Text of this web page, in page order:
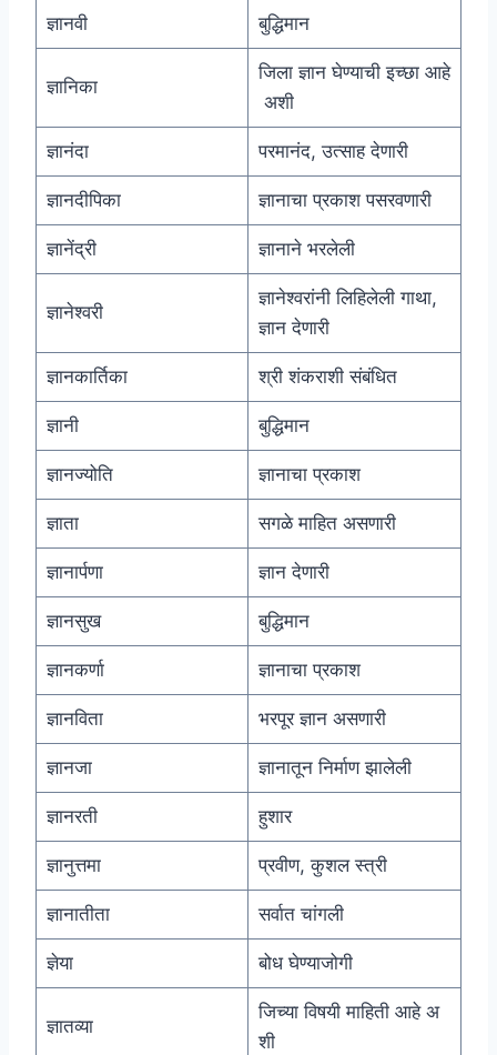
ज्ञानवी बुद्धिमान
ज्ञानिका
जिला ज्ञान घेण्याची इच्छा आहे
अशी
ज्ञानंदा परमानंद, उत्साह देणारी
ज्ञानदीपिका ज्ञानाचा प्रकाश पसरवणारी
ज्ञानेंद्री ज्ञानाने भरलेली
ज्ञानेश्वरी
ज्ञानेश्वरांनी लिहिलेली गाथा,
ज्ञान देणारी
ज्ञानकार्तिका श्री शंकराशी संबंधित
ज्ञानी बुद्धिमान
ज्ञानज्योति ज्ञानाचा प्रकाश
ज्ञाता सगळे माहित असणारी
ज्ञानार्पणा ज्ञान देणारी
ज्ञानसुख बुद्धिमान
ज्ञानकर्णा ज्ञानाचा प्रकाश
ज्ञानविता भरपूर ज्ञान असणारी
ज्ञानजा ज्ञानातून निर्माण झालेली
ज्ञानरती हुशार
ज्ञानुत्तमा प्रवीण, कुशल स्त्री
ज्ञानातीता सर्वात चांगली
ज्ञेया बोध घेण्याजोगी
ज्ञातव्या
जिच्या विषयी माहिती आहे अ
शी